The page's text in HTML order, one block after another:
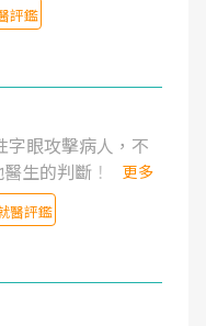
評鑑
字眼攻擊病人，不
生的判斷！
更多
醫評鑑